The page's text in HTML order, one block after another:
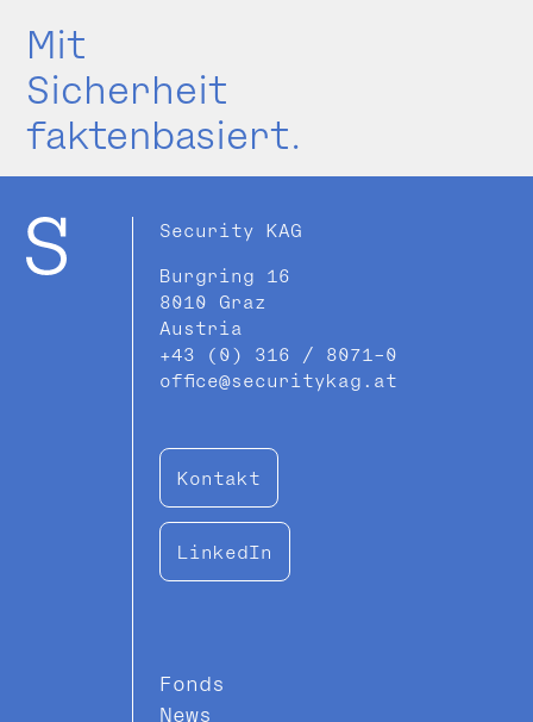
Mit
Sicherheit
faktenbasiert.
Security KAG
Burgring 16
8010 Graz
Austria
+43 (0) 316 / 8071-0
office@securitykag.at
Kontakt
LinkedIn
Fonds
News